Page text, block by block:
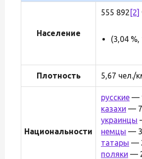
Население
555 892 [2]
(3,04
Плотность 5,67 чел./
Национальности
русские —
казахи —
украинцы
немцы —
татары —
поляки —